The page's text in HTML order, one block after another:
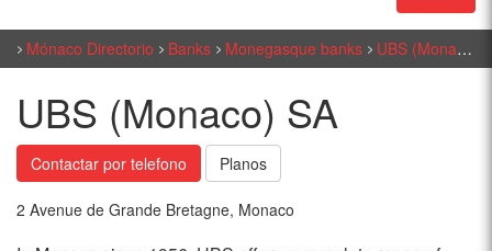
Mónaco Directorio Banks Monegasque banks UBS (Monaco) SA
UBS (Monaco) SA
Contactar por telefono Planos
2 Avenue de Grande Bretagne, Monaco